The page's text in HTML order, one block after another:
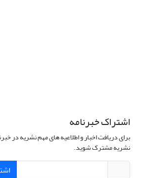
اشتراک خبرنامه
برای دریافت اخبار و اطلاعیه های مهم نشریه در
نشریه مشترک شوید.